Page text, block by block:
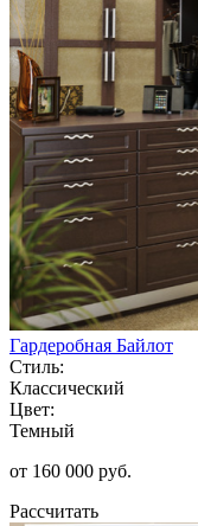
Гардеробная Байлот
Стиль:
Классический
Цвет:
Темный
от 160 000 руб.
Рассчитать